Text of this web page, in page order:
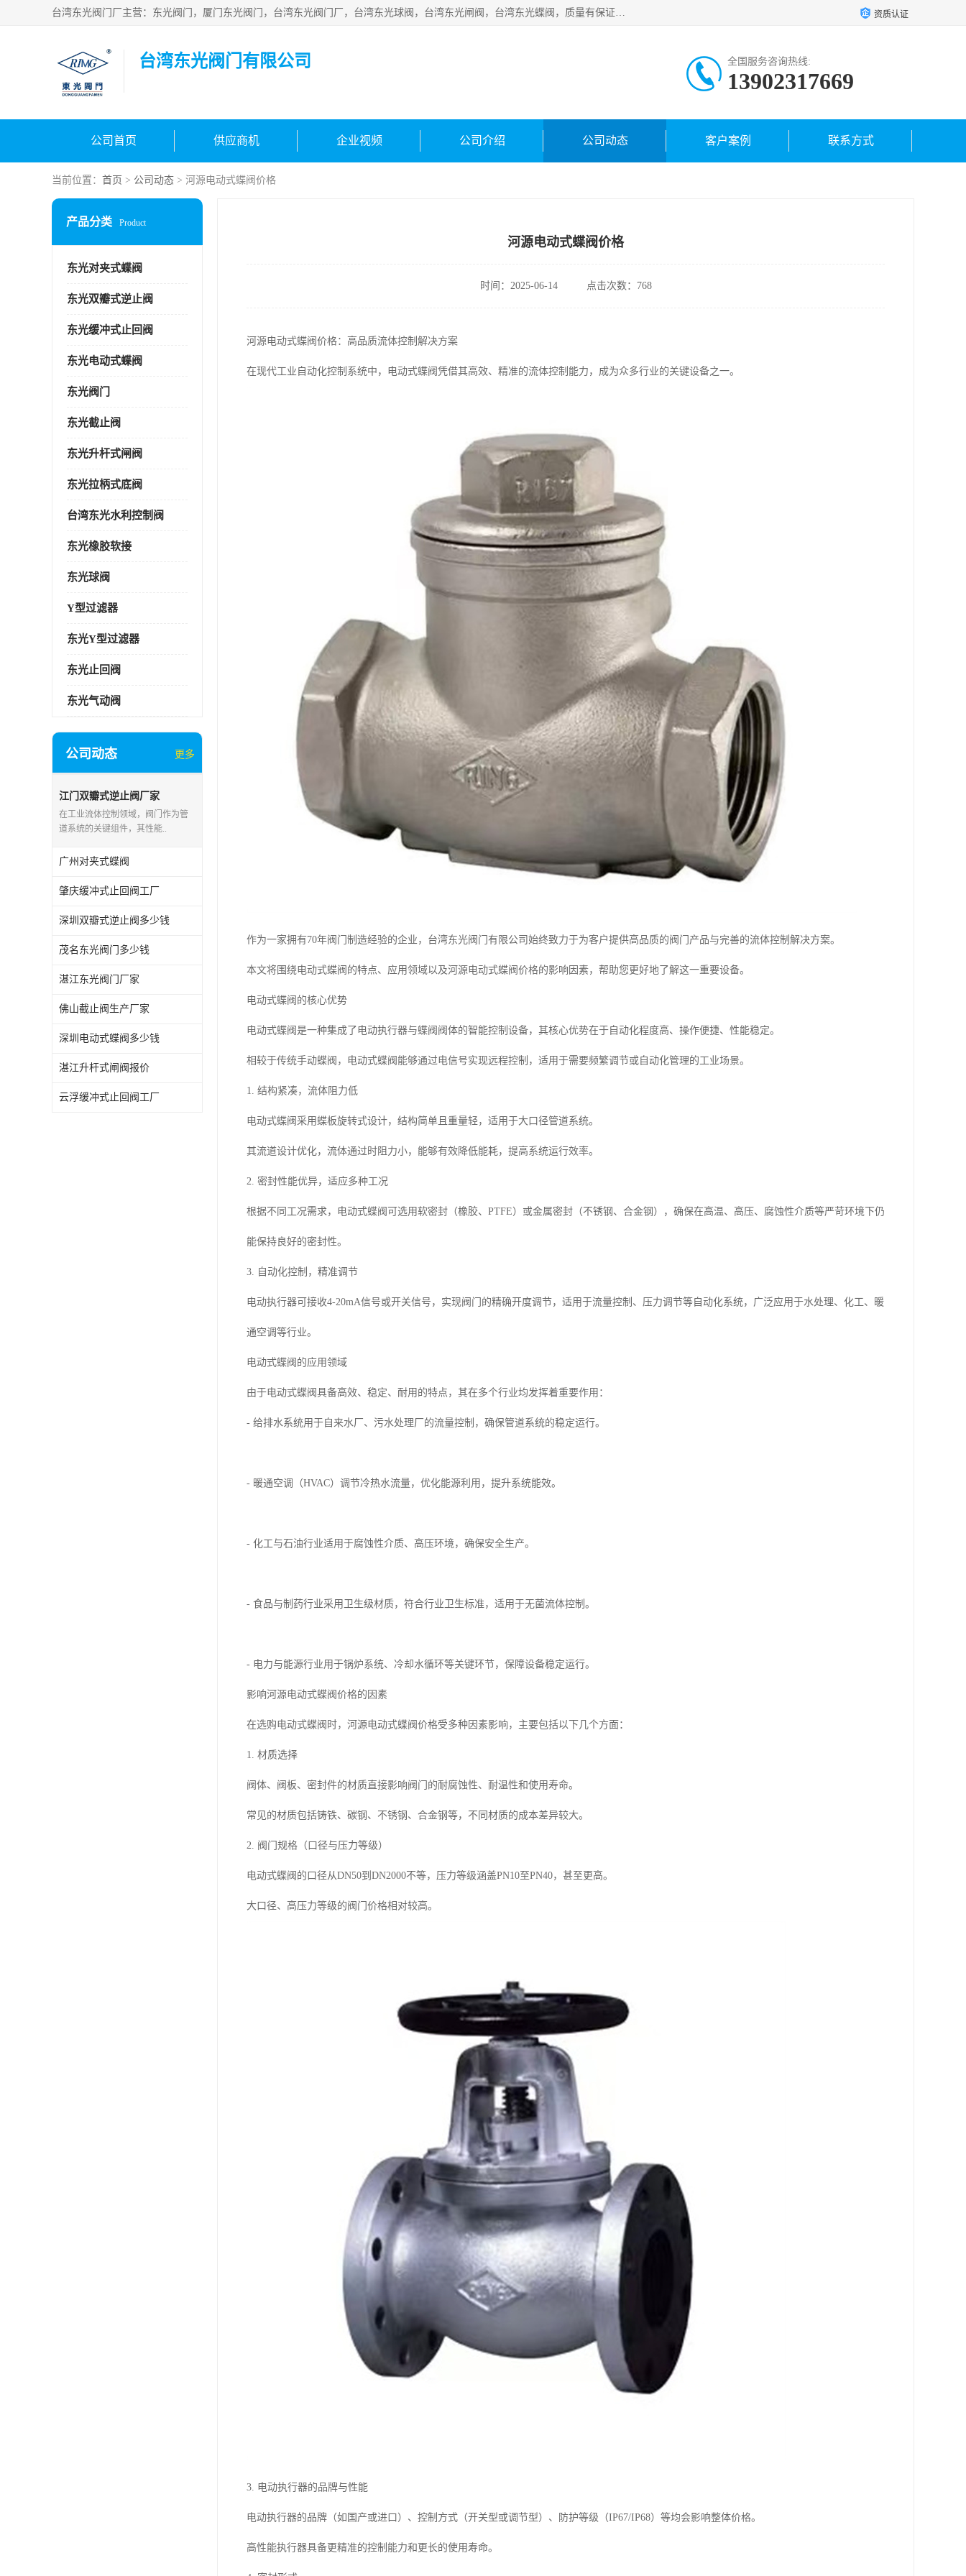
台湾东光阀门厂主营：东光阀门，厦门东光阀门，台湾东光阀门厂，台湾东光球阀，台湾东光闸阀，台湾东光蝶阀，质量有保证价格有优惠，欢迎咨询。 资质认证
台湾东光阀门有限公司 全国服务咨询热线:
13902317669
公司首页 供应商机 企业视频 公司介绍 公司动态 客户案例 联系方式
当前位置： 首页 > 公司动态 > 河源电动式蝶阀价格
产品分类 Product
东光对夹式蝶阀
东光双瓣式逆止阀
东光缓冲式止回阀
东光电动式蝶阀
东光阀门
东光截止阀
东光升杆式闸阀
东光拉柄式底阀
台湾东光水利控制阀
东光橡胶软接
东光球阀
Y型过滤器
东光Y型过滤器
东光止回阀
东光气动阀
公司动态 更多
江门双瓣式逆止阀厂家
在工业流体控制领域，阀门作为管
道系统的关键组件，其性能..
广州对夹式蝶阀
肇庆缓冲式止回阀工厂
深圳双瓣式逆止阀多少钱
茂名东光阀门多少钱
湛江东光阀门厂家
佛山截止阀生产厂家
深圳电动式蝶阀多少钱
湛江升杆式闸阀报价
云浮缓冲式止回阀工厂
河源电动式蝶阀价格
时间：2025-06-14 点击次数：768
河源电动式蝶阀价格：高品质流体控制解决方案
在现代工业自动化控制系统中，电动式蝶阀凭借其高效、精准的流体控制能力，成为众多行业的关键设备之一。
作为一家拥有70年阀门制造经验的企业，台湾东光阀门有限公司始终致力于为客户提供高品质的阀门产品与完善的流体控制解决方案。
本文将围绕电动式蝶阀的特点、应用领域以及河源电动式蝶阀价格的影响因素，帮助您更好地了解这一重要设备。
电动式蝶阀的核心优势
电动式蝶阀是一种集成了电动执行器与蝶阀阀体的智能控制设备，其核心优势在于自动化程度高、操作便捷、性能稳定。
相较于传统手动蝶阀，电动式蝶阀能够通过电信号实现远程控制，适用于需要频繁调节或自动化管理的工业场景。
1. 结构紧凑，流体阻力低
电动式蝶阀采用蝶板旋转式设计，结构简单且重量轻，适用于大口径管道系统。
其流道设计优化，流体通过时阻力小，能够有效降低能耗，提高系统运行效率。
2. 密封性能优异，适应多种工况
根据不同工况需求，电动式蝶阀可选用软密封（橡胶、PTFE）或金属密封（不锈钢、合金钢），确保在高温、高压、腐蚀性介质等严苛环境下仍
能保持良好的密封性。
3. 自动化控制，精准调节
电动执行器可接收4-20mA信号或开关信号，实现阀门的精确开度调节，适用于流量控制、压力调节等自动化系统，广泛应用于水处理、化工、暖
通空调等行业。
电动式蝶阀的应用领域
由于电动式蝶阀具备高效、稳定、耐用的特点，其在多个行业均发挥着重要作用：
- 给排水系统用于自来水厂、污水处理厂的流量控制，确保管道系统的稳定运行。
- 暖通空调（HVAC）调节冷热水流量，优化能源利用，提升系统能效。
- 化工与石油行业适用于腐蚀性介质、高压环境，确保安全生产。
- 食品与制药行业采用卫生级材质，符合行业卫生标准，适用于无菌流体控制。
- 电力与能源行业用于锅炉系统、冷却水循环等关键环节，保障设备稳定运行。
影响河源电动式蝶阀价格的因素
在选购电动式蝶阀时，河源电动式蝶阀价格受多种因素影响，主要包括以下几个方面：
1. 材质选择
阀体、阀板、密封件的材质直接影响阀门的耐腐蚀性、耐温性和使用寿命。
常见的材质包括铸铁、碳钢、不锈钢、合金钢等，不同材质的成本差异较大。
2. 阀门规格（口径与压力等级）
电动式蝶阀的口径从DN50到DN2000不等，压力等级涵盖PN10至PN40，甚至更高。
大口径、高压力等级的阀门价格相对较高。
3. 电动执行器的品牌与性能
电动执行器的品牌（如国产或进口）、控制方式（开关型或调节型）、防护等级（IP67/IP68）等均会影响整体价格。
高性能执行器具备更精准的控制能力和更长的使用寿命。